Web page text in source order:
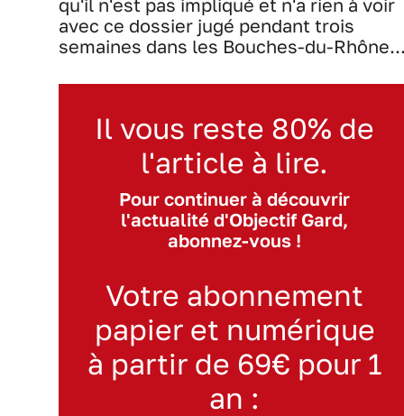
qu'il n'est pas impliqué et n'a rien à voir
avec ce dossier jugé pendant trois
semaines dans les Bouches-du-
Il vous reste 80% de
l'article à lire.
Pour continuer à découvrir
l'actualité d'Objectif Gard,
abonnez-vous !
Votre abonnement
papier et numérique
à partir de 69€ pour 1
an :